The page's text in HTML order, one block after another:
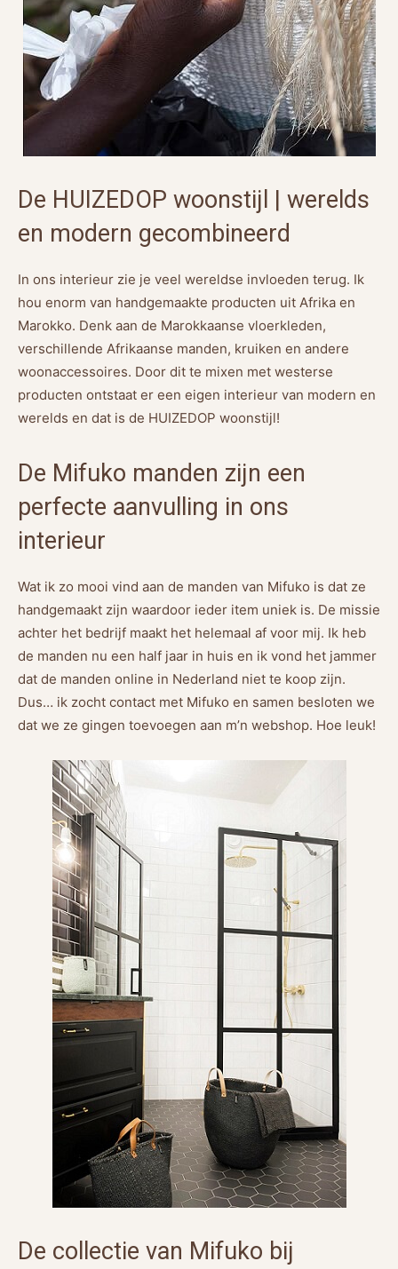
De HUIZEDOP woonstijl | werelds
en modern gecombineerd
In ons interieur zie je veel wereldse invloeden terug. Ik
hou enorm van handgemaakte producten uit Afrika en
Marokko. Denk aan de Marokkaanse vloerkleden,
verschillende Afrikaanse manden, kruiken en andere
woonaccessoires. Door dit te mixen met westerse
producten ontstaat er een eigen interieur van modern en
werelds en dat is de HUIZEDOP woonstijl!
De Mifuko manden zijn een
perfecte aanvulling in ons
interieur
Wat ik zo mooi vind aan de manden van Mifuko is dat ze
handgemaakt zijn waardoor ieder item uniek is. De missie
achter het bedrijf maakt het helemaal af voor mij. Ik heb
de manden nu een half jaar in huis en ik vond het jammer
dat de manden online in Nederland niet te koop zijn.
Dus… ik zocht contact met Mifuko en samen besloten we
dat we ze gingen toevoegen aan m’n webshop. Hoe leuk!
De collectie van Mifuko bij